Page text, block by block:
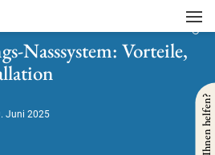
Vorteile, Kosten und Installation
Nasssystem: Vorteile,
Juni 2025